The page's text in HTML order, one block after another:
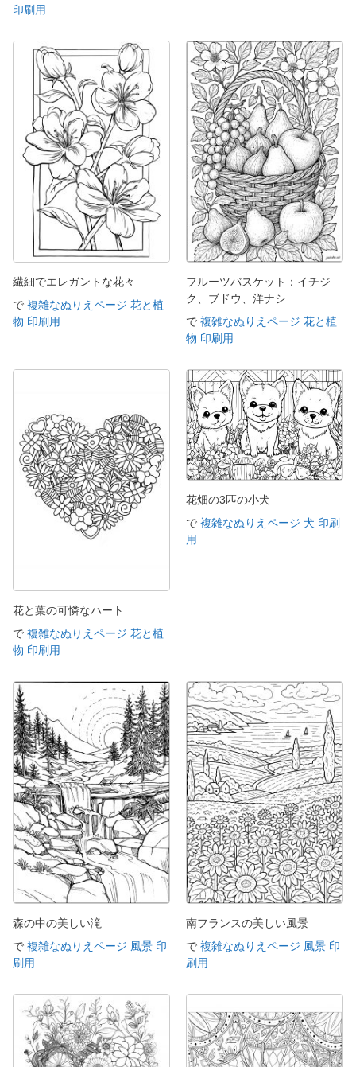
印刷用
繊細でエレガントな花々
で 複雑なぬりえページ 花と植
物 印刷用
フルーツバスケット：イチジ
ク、ブドウ、洋ナシ
で 複雑なぬりえページ 花と植
物 印刷用
花と葉の可憐なハート
で 複雑なぬりえページ 花と植
物 印刷用
花畑の3匹の小犬
で 複雑なぬりえページ 犬 印刷
用
森の中の美しい滝
で 複雑なぬりえページ 風景 印
刷用
南フランスの美しい風景
で 複雑なぬりえページ 風景 印
刷用